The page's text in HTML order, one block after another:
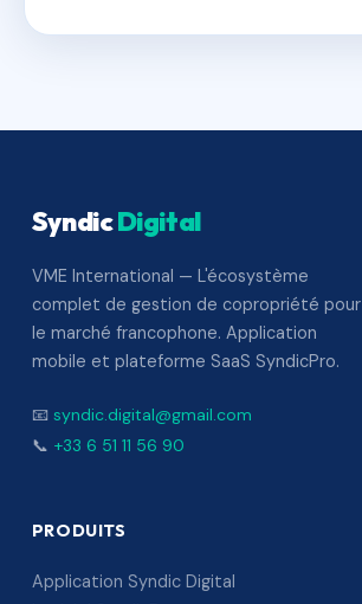
SyndicDigital
VME International — L'écosystème
complet de gestion de copropriété pour
le marché francophone. Application
mobile et plateforme SaaS SyndicPro.
📧 syndic.digital@gmail.com
📞 +33 6 51 11 56 90
PRODUITS
Application Syndic Digital